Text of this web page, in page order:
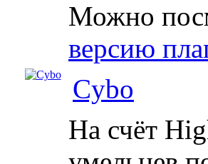
Можно
версию
Cybo
На счёт